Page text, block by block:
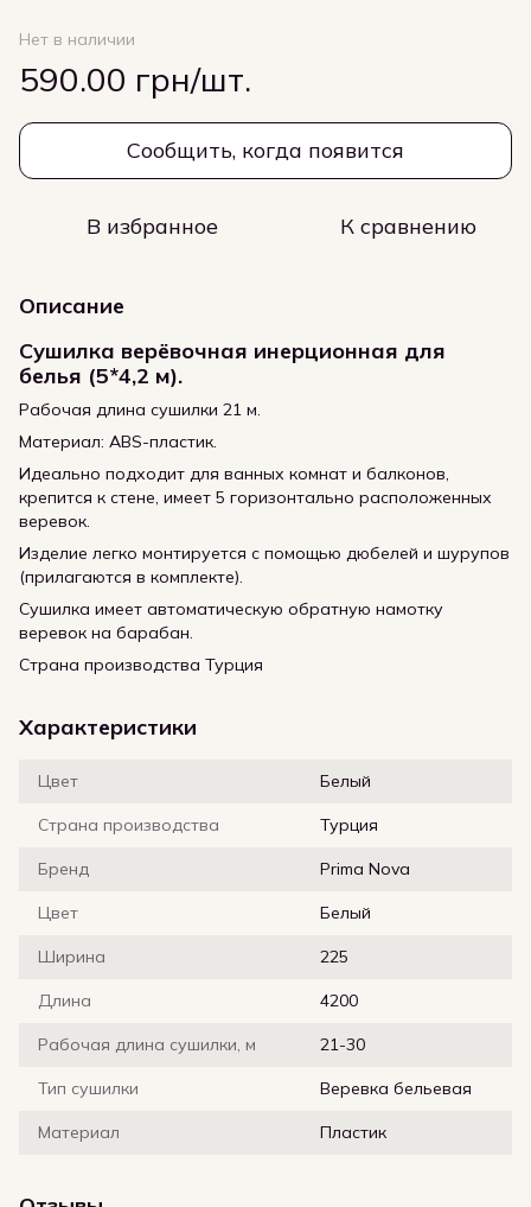
Нет в наличии
590.00 грн/шт.
Сообщить, когда появится
В избранное К сравнению
Описание
Сушилка верёвочная инерционная для
белья (5*4,2 м).
Рабочая длина сушилки 21 м.
Материал: ABS-пластик.
Идеально подходит для ванных комнат и балконов,
крепится к стене, имеет 5 горизонтально расположенных
веревок.
Изделие легко монтируется с помощью дюбелей и шурупов
(прилагаются в комплекте).
Сушилка имеет автоматическую обратную намотку
веревок на барабан.
Страна производства Турция
Характеристики
Цвет Белый
Страна производства Турция
Бренд Prima Nova
Цвет Белый
Ширина 225
Длина 4200
Рабочая длина сушилки, м 21-30
Тип сушилки Веревка бельевая
Материал Пластик